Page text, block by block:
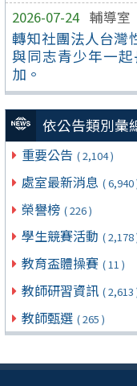
2026-07-24 輔導室
轉知社團法人台灣
與同志青少年一
加。
依公告類別彙
重要公告 ( 2,104 )
處室最新消息 ( 6,940
榮譽榜 ( 226 )
學生競賽活動 ( 2,178
教育盃體操賽 ( 11 )
教師研習資訊 ( 2,613
教師甄選 ( 265 )